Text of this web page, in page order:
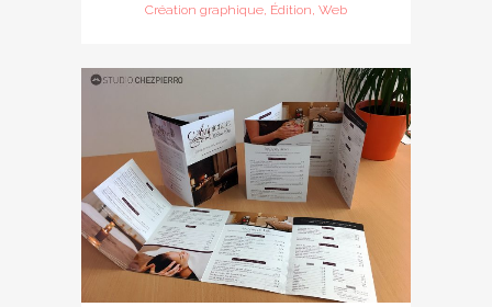
Création graphique, Édition, Web